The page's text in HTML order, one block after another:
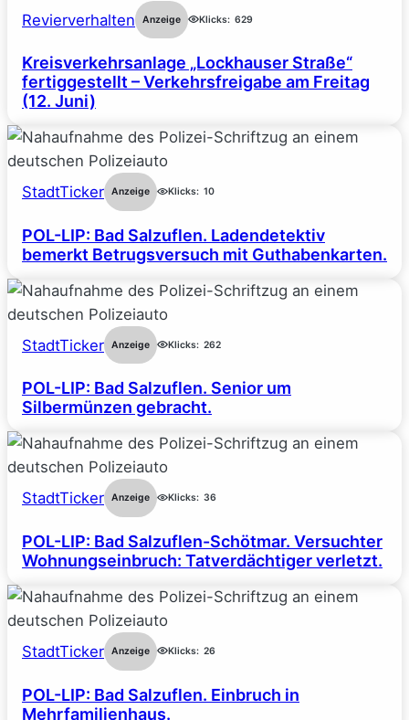
Revierverhalten Anzeige Klicks: 629
Kreisverkehrsanlage „Lockhauser Straße“
fertiggestellt – Verkehrsfreigabe am Freitag
(12. Juni)
StadtTicker Anzeige Klicks: 10
POL-LIP: Bad Salzuflen. Ladendetektiv
bemerkt Betrugsversuch mit Guthabenkarten.
StadtTicker Anzeige Klicks: 262
POL-LIP: Bad Salzuflen. Senior um
Silbermünzen gebracht.
StadtTicker Anzeige Klicks: 36
POL-LIP: Bad Salzuflen-Schötmar. Versuchter
Wohnungseinbruch: Tatverdächtiger verletzt.
StadtTicker Anzeige Klicks: 26
POL-LIP: Bad Salzuflen. Einbruch in
Mehrfamilienhaus.